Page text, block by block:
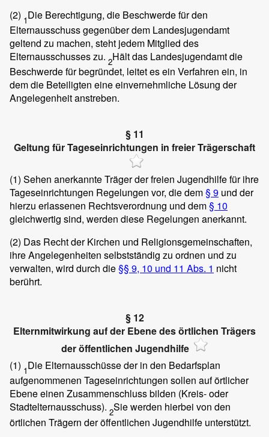
(2) 1Die Berechtigung, die Beschwerde für den
Elternausschuss gegenüber dem Landesjugendamt
geltend zu machen, steht jedem Mitglied des
Elternausschusses zu. 2Hält das Landesjugendamt die
Beschwerde für begründet, leitet es ein Verfahren ein, in
dem die Beteiligten eine einvernehmliche Lösung der
Angelegenheit anstreben.
§ 11
Geltung für Tageseinrichtungen in freier Trägerschaft
(1) Sehen anerkannte Träger der freien Jugendhilfe für ihre
Tageseinrichtungen Regelungen vor, die dem§ 9 und der
hierzu erlassenen Rechtsverordnung und dem§ 10
gleichwertig sind, werden diese Regelungen anerkannt.
(2) Das Recht der Kirchen und Religionsgemeinschaften,
ihre Angelegenheiten selbstständig zu ordnen und zu
verwalten, wird durch die§§ 9, 10 und 11 Abs. 1 nicht
berührt.
§ 12
Elternmitwirkung auf der Ebene des örtlichen Trägers
der öffentlichen Jugendhilfe
(1) 1Die Elternausschüsse der in den Bedarfsplan
aufgenommenen Tageseinrichtungen sollen auf örtlicher
Ebene einen Zusammenschluss bilden (Kreis- oder
Stadtelternausschuss). 2Sie werden hierbei von den
örtlichen Trägern der öffentlichen Jugendhilfe unterstützt.